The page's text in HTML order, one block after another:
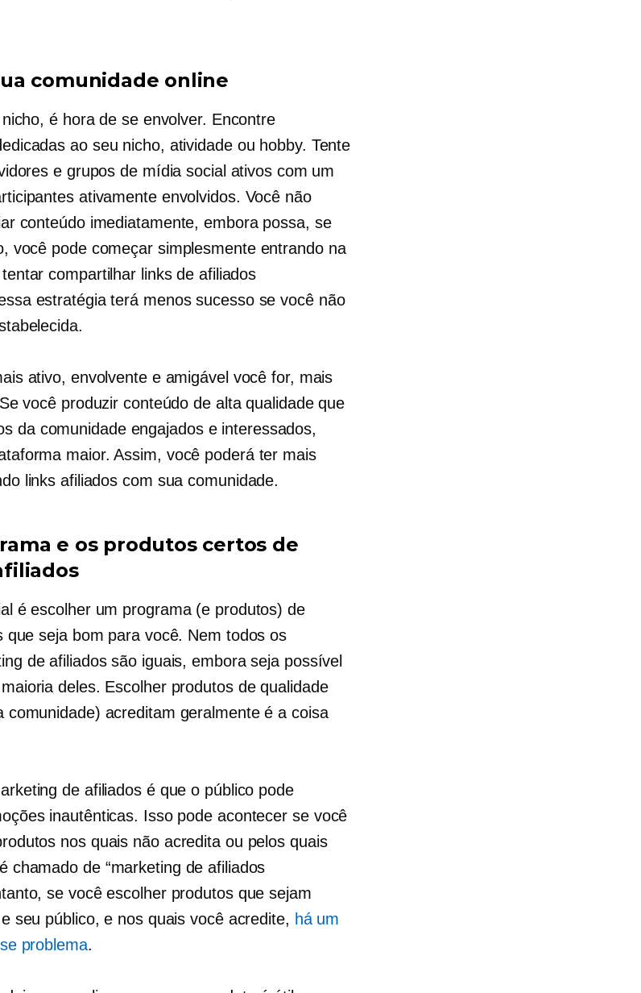
comunidade online
é hora de se envolver. Encontre
ao seu nicho, atividade ou hobby. Tente
e grupos de mídia social ativos com um
ativamente envolvidos. Você não
conteúdo imediatamente, embora possa, se
você pode começar simplesmente entrando na
compartilhar links de afiliados
estratégia terá menos sucesso se você não
ativo, envolvente e amigável você for, mais
você produzir conteúdo de alta qualidade que
da comunidade engajados e interessados,
maior. Assim, você poderá ter mais
links afiliados com sua comunidade.
e os produtos certos de
é escolher um programa (e produtos) de
que seja bom para você. Nem todos os
de afiliados são iguais, embora seja possível
deles. Escolher produtos de qualidade
comunidade) acreditam geralmente é a coisa
de afiliados é que o público pode
inautênticas. Isso pode acontecer se você
nos quais não acredita ou pelos quais
chamado de “marketing de afiliados
se você escolher produtos que sejam
seu público, e nos quais você acredite, há um
problema.